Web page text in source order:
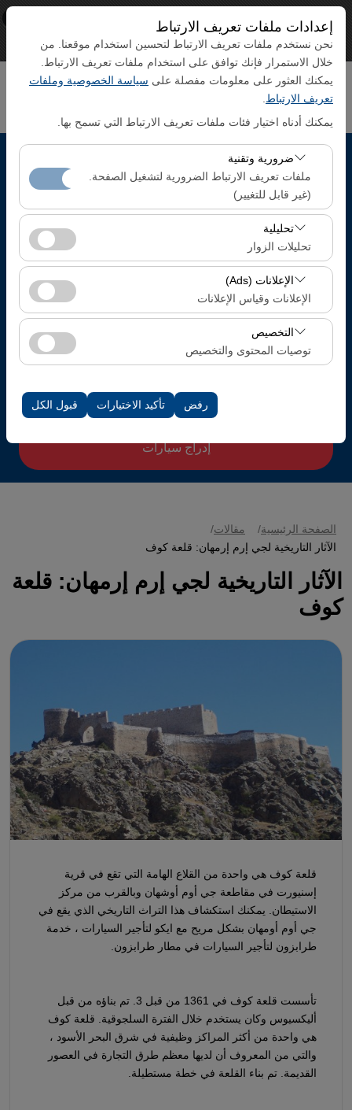
× ECO CAR
www.ecocar.com.tr
حر - In Google Play
رأي
إعدادات ملفات تعريف الارتباط
نحن نستخدم ملفات تعريف الارتباط لتحسين استخدام موقعنا. من
خلال الاستمرار فإنك توافق على استخدام ملفات تعريف الارتباط.
يمكنك العثور على معلومات مفصلة على سياسة الخصوصية وملفات
تعريف الارتباط
يمكنك أدناه اختيار فئات ملفات تعريف الارتباط التي تسمح بها.
ضرورية وتقنية
ملفات تعريف الارتباط الضرورية لتشغيل الصفحة.
(غير قابل للتغيير)
تعد ملفات تعريف الارتباط هذه ضرورية لعمل الموقع بشكل
صحيح، والأمان، وإدارة الجلسات، والوظائف الأساسية. لا يمكن
تعطيلها.
تحليلية
تحليلات الزوار
تتيح لنا ملفات تعريف الارتباط هذه تحليل كيفية استخدام موقعنا
(عدد الزوار، الصفحات الأكثر زيارة، سلوك المستخدمين).
تُستخدم هذه البيانات لقياس أداء الموقع وتحسين تجربة
المستخدم بشكل مستمر.
الإعلانات (Ads)
الإعلانات وقياس الإعلانات
تتيح لنا ملفات تعريف الارتباط هذه عرض إعلانات مخصصة
تتناسب مع اهتماماتك وقياس فعالية حملاتنا الإعلانية (عدد مرات
الظهور، معدل النقر).
التخصيص
توصيات المحتوى والتخصيص
تجربتك على المنصة من خلال حفظ إعدادات واجهة المستخدم،
وتفضيلات اللغة، والإعدادات الأخرى.
رفض تأكيد الاختيارات قبول الكل
بيك اب الموقع
Trabzon صالة الوصول للرحلات الداخلي
تحديد موقع مختلف الانزال
تاريخ الالتقاط والوقت
08:00
تاريخ العودة والوقت
08:00
إدراج سيارات
الصفحة الرئيسية
مقالات
الآثار التاريخية لجي إرم إرمهان: قلعة كوف
الآثار التاريخية لجي إرم إرمهان: قلعة
كوف
قلعة كوف هي واحدة من القلاع الهامة التي تقع في قرية
إسنيورت في مقاطعة جي أوم أوشهان وبالقرب من مركز
الاستيطان. يمكنك استكشاف هذا التراث التاريخي الذي يقع في
جي أوم أومهان بشكل مريح مع ايكو لتأجير السيارات ، خدمة
طرابزون لتأجير السيارات في مطار طرابزون.
تأسست قلعة كوف في 1361 من قبل 3. تم بناؤه من قبل
أليكسيوس وكان يستخدم خلال الفترة السلجوقية. قلعة كوف
هي واحدة من أكثر المراكز وظيفية في شرق البحر الأسود ،
والتي من المعروف أن لديها معظم طرق التجارة في العصور
القديمة. تم بناء القلعة في خطة مستطيلة.